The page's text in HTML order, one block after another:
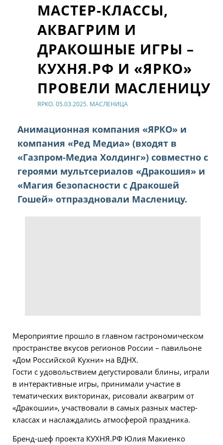
МАСТЕР-КЛАССЫ,
АКВАГРИМ И
ДРАКОШНЫЕ ИГРЫ –
КУХНЯ.РФ И «ЯРКО»
ПРОВЕЛИ МАСЛЕНИЦУ
ЯРКО. 05.03.2025. МАСЛЕНИЦА
Анимационная компания «ЯРКО» и
компания «Ред Медиа» (входят в
«Газпром-Медиа Холдинг») совместно с
героями мультсериалов «Дракошия» и
«Магия безопасности с Дракошей
Гошей» отпраздновали Масленицу.
Мероприятие прошло в главном гастрономическом
пространстве вкусов регионов России – павильоне
«Дом Российской Кухни» на ВДНХ.
Гости с удовольствием дегустировали блины, играли
в интерактивные игры, принимали участие в
тематических викторинах, рисовали аквагрим от
«Дракошии», участвовали в самых разных мастер-
классах и наслаждались атмосферой праздника.
Бренд-шеф проекта КУХНЯ.РФ Юлия Макиенко